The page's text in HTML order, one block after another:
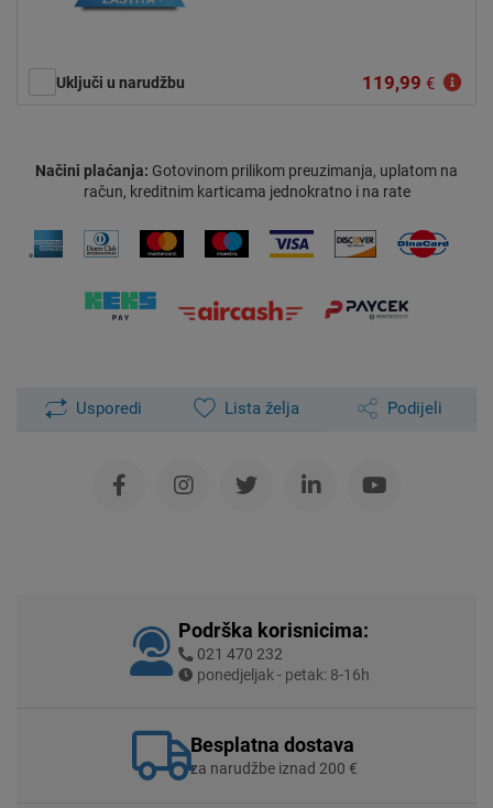
Uključi u narudžbu 119,99 €
Načini plaćanja: Gotovinom prilikom preuzimanja, uplatom na
račun, kreditnim karticama jednokratno i na rate
Usporedi Lista želja Podijeli
Podrška korisnicima:
021 470 232
ponedjeljak - petak: 8-16h
Besplatna dostava
za narudžbe iznad 200 €